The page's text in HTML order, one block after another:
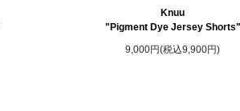
Knuu
"Pigment Dye Jersey Shorts"
9,000円(税込9,900円)